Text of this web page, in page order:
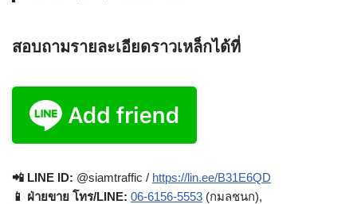
สอบถามรายละเอียดราวเหล็กได้ที่
📲 LINE ID: @siamtraffic / https://lin.ee/B31E6QD
📱 ฝ่ายขาย โทร/LINE: 06-6156-5553 (กมลชนก),